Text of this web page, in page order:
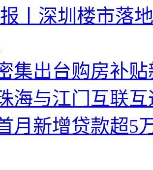
丨深圳楼市落
集出台购房补
海与江门互联
月新增贷款超5